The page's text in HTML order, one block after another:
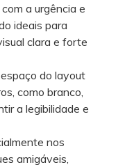
a urgência e
ideais para
clara e forte
do layout
como branco,
a legibilidade e
nos
amigáveis,